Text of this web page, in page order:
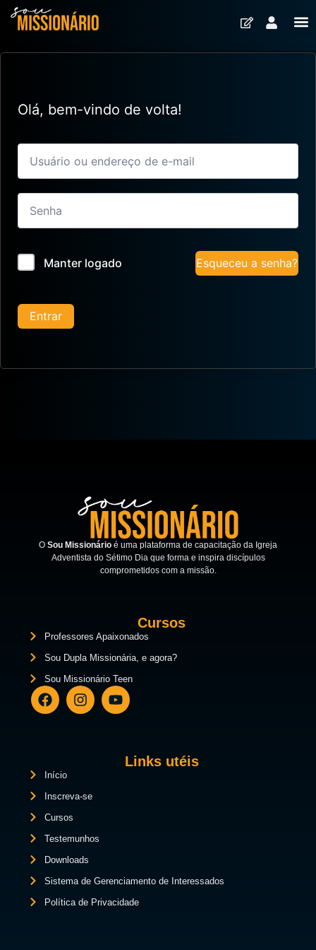
Olá, bem-vindo de volta!
Manter logado Esqueceu a senha?
Entrar
O Sou Missionário é uma plataforma de capacitação da Igreja
Adventista do Sétimo Dia que forma e inspira discípulos
comprometidos com a missão.
Cursos
Professores Apaixonados
Sou Dupla Missionária, e agora?
Sou Missionário Teen
Links utéis
Início
Inscreva-se
Cursos
Testemunhos
Downloads
Sistema de Gerenciamento de Interessados
Política de Privacidade